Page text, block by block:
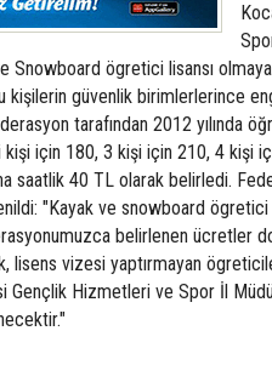
Snowboard ögretici lisansı
kişilerin güvenlik birimlerlerince
tarafından 2012 yılında
için 180, 3 kişi için 210, 4 kişi
saatlik 40 TL olarak belirledi.
"Kayak ve snowboard ögretici
belirlenen ücretler
lisens vizesi yaptırmayan
Gençlik Hizmetleri ve Spor İl